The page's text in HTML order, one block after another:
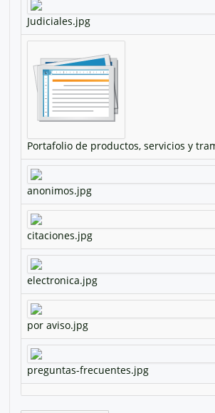
Judiciales.jpg
Portafolio de productos, servicios y
anonimos.jpg
citaciones.jpg
electronica.jpg
por aviso.jpg
preguntas-frecuentes.jpg